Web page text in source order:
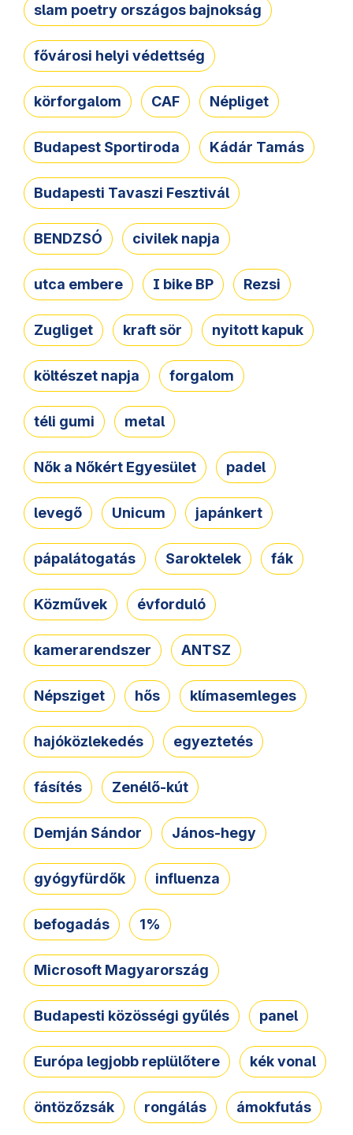
slam poetry országos bajnokság
fővárosi helyi védettség
körforgalom CAF Népliget
Budapest Sportiroda Kádár Tamás
Budapesti Tavaszi Fesztivál
BENDZSÓ civilek napja
utca embere I bike BP Rezsi
Zugliget kraft sör nyitott kapuk
költészet napja forgalom
téli gumi metal
Nők a Nőkért Egyesület padel
levegő Unicum japánkert
pápalátogatás Saroktelek fák
Közművek évforduló
kamerarendszer ANTSZ
Népsziget hős klímasemleges
hajóközlekedés egyeztetés
fásítés Zenélő-kút
Demján Sándor János-hegy
gyógyfürdők influenza
befogadás 1%
Microsoft Magyarország
Budapesti közösségi gyűlés panel
Európa legjobb replülőtere kék vonal
öntözőzsák rongálás ámokfutás